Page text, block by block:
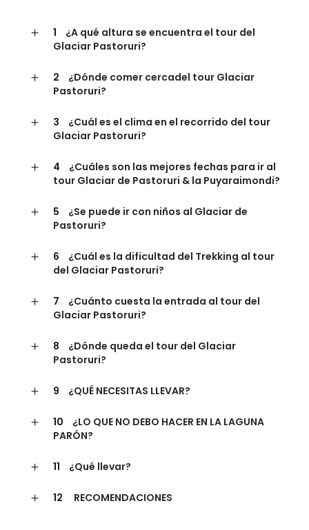
1
¿A qué altura se encuentra el tour del
Glaciar Pastoruri?
2
¿Dónde comer cercadel tour Glaciar
Pastoruri?
3
¿Cuál es el clima en el recorrido del tour
Glaciar Pastoruri?
4
¿Cuáles son las mejores fechas para ir al
tour Glaciar de Pastoruri & la Puyaraimondi?
5
¿Se puede ir con niños al Glaciar de
Pastoruri?
6
¿Cuál es la dificultad del Trekking al tour
del Glaciar Pastoruri?
7
¿Cuánto cuesta la entrada al tour del
Glaciar Pastoruri?
8
¿Dónde queda el tour del Glaciar
Pastoruri?
9 ¿QUÉ NECESITAS LLEVAR?
10
¿LO QUE NO DEBO HACER EN LA LAGUNA
PARÓN?
11 ¿Qué llevar?
12 RECOMENDACIONES